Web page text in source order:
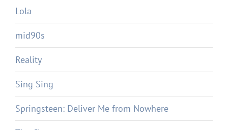
Lola
mid90s
Reality
Sing Sing
Springsteen: Deliver Me from Nowhere